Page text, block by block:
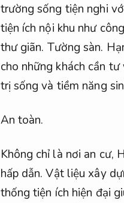
trường sống tiện nghi
tiện ích nội khu như
thư giãn. Tường sàn.
cho những khách cần
trị sống và tiềm năng
An toàn.
Không chỉ là nơi an cư,
hấp dẫn.Vật liệu xây
thống tiện ích hiện đại